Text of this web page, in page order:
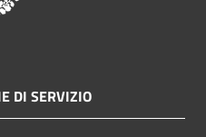
DI SERVIZIO